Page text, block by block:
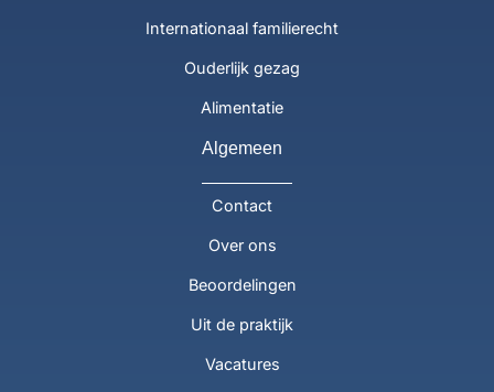
Internationaal familierecht
Ouderlijk gezag
Alimentatie
Algemeen
Contact
Over ons
Beoordelingen
Uit de praktijk
Vacatures